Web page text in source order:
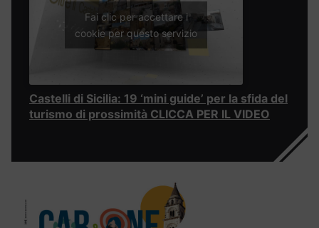
Fai clic per accettare i
cookie per questo servizio
Castelli di Sicilia: 19 ‘mini guide’ per la sfida del
turismo di prossimità CLICCA PER IL VIDEO